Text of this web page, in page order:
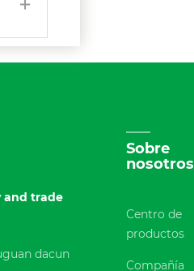
and trade
dacun
Sobre
nosotros
Centro de
productos
Compañía